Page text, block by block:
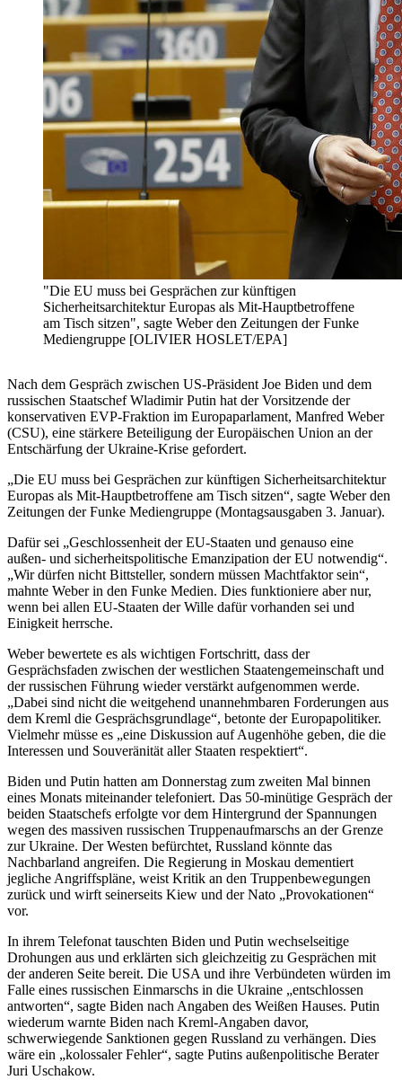
"Die EU muss bei Gesprächen zur künftigen
Sicherheitsarchitektur Europas als Mit-Hauptbetroffene
am Tisch sitzen", sagte Weber den Zeitungen der Funke
Mediengruppe [OLIVIER HOSLET/EPA]
Nach dem Gespräch zwischen US-Präsident Joe Biden und dem
russischen Staatschef Wladimir Putin hat der Vorsitzende der
konservativen EVP-Fraktion im Europaparlament, Manfred Weber
(CSU), eine stärkere Beteiligung der Europäischen Union an der
Entschärfung der Ukraine-Krise gefordert.
„Die EU muss bei Gesprächen zur künftigen Sicherheitsarchitektur
Europas als Mit-Hauptbetroffene am Tisch sitzen“, sagte Weber den
Zeitungen der Funke Mediengruppe (Montagsausgaben 3. Januar).
Dafür sei „Geschlossenheit der EU-Staaten und genauso eine
außen- und sicherheitspolitische Emanzipation der EU notwendig“.
„Wir dürfen nicht Bittsteller, sondern müssen Machtfaktor sein“,
mahnte Weber in den Funke Medien. Dies funktioniere aber nur,
wenn bei allen EU-Staaten der Wille dafür vorhanden sei und
Einigkeit herrsche.
Weber bewertete es als wichtigen Fortschritt, dass der
Gesprächsfaden zwischen der westlichen Staatengemeinschaft und
der russischen Führung wieder verstärkt aufgenommen werde.
„Dabei sind nicht die weitgehend unannehmbaren Forderungen aus
dem Kreml die Gesprächsgrundlage“, betonte der Europapolitiker.
Vielmehr müsse es „eine Diskussion auf Augenhöhe geben, die die
Interessen und Souveränität aller Staaten respektiert“.
Biden und Putin hatten am Donnerstag zum zweiten Mal binnen
eines Monats miteinander telefoniert. Das 50-minütige Gespräch der
beiden Staatschefs erfolgte vor dem Hintergrund der Spannungen
wegen des massiven russischen Truppenaufmarschs an der Grenze
zur Ukraine. Der Westen befürchtet, Russland könnte das
Nachbarland angreifen. Die Regierung in Moskau dementiert
jegliche Angriffspläne, weist Kritik an den Truppenbewegungen
zurück und wirft seinerseits Kiew und der Nato „Provokationen“
vor.
In ihrem Telefonat tauschten Biden und Putin wechselseitige
Drohungen aus und erklärten sich gleichzeitig zu Gesprächen mit
der anderen Seite bereit. Die USA und ihre Verbündeten würden im
Falle eines russischen Einmarschs in die Ukraine „entschlossen
antworten“, sagte Biden nach Angaben des Weißen Hauses. Putin
wiederum warnte Biden nach Kreml-Angaben davor,
schwerwiegende Sanktionen gegen Russland zu verhängen. Dies
wäre ein „kolossaler Fehler“, sagte Putins außenpolitische Berater
Juri Uschakow.